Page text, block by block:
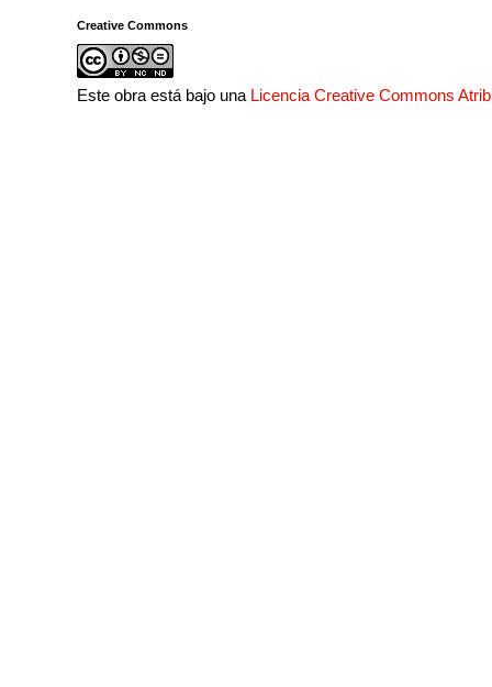
Creative Commons
Este obra está bajo una Licencia Creative Commons